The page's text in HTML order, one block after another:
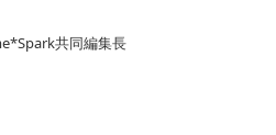
共同編集長